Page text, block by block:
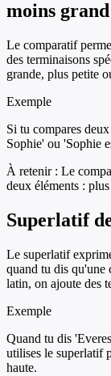
moins grand
Le comparatif
des terminaisons
grande, plus petite
Exemple
Si tu compares
Sophie' ou 'Sophie
À retenir : Le
deux éléments :
Superlatif
Le superlatif
quand tu dis qu'une
latin, on ajoute des
Exemple
Quand tu dis
utilises le superlatif
haute.